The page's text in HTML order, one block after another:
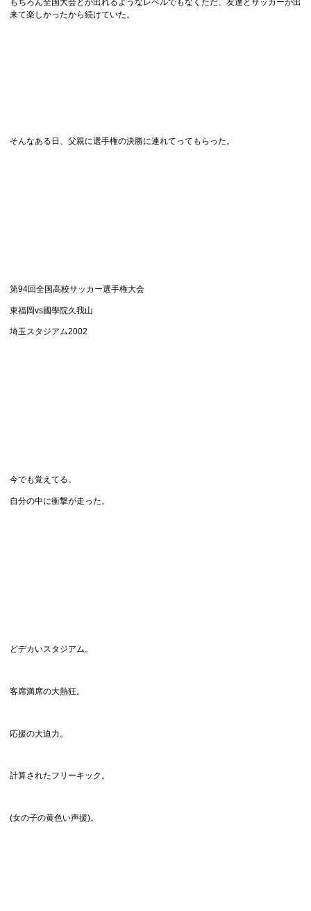
来て楽しかったから続けていた。
そんなある日、父親に選手権の決勝に連れてってもらった。
第94回全国高校サッカー選手権大会
東福岡vs國學院久我山
埼玉スタジアム2002
今でも覚えてる。
自分の中に衝撃が走った。
どデカいスタジアム。
客席満席の大熱狂。
応援の大迫力。
計算されたフリーキック。
(女の子の黄色い声援)。